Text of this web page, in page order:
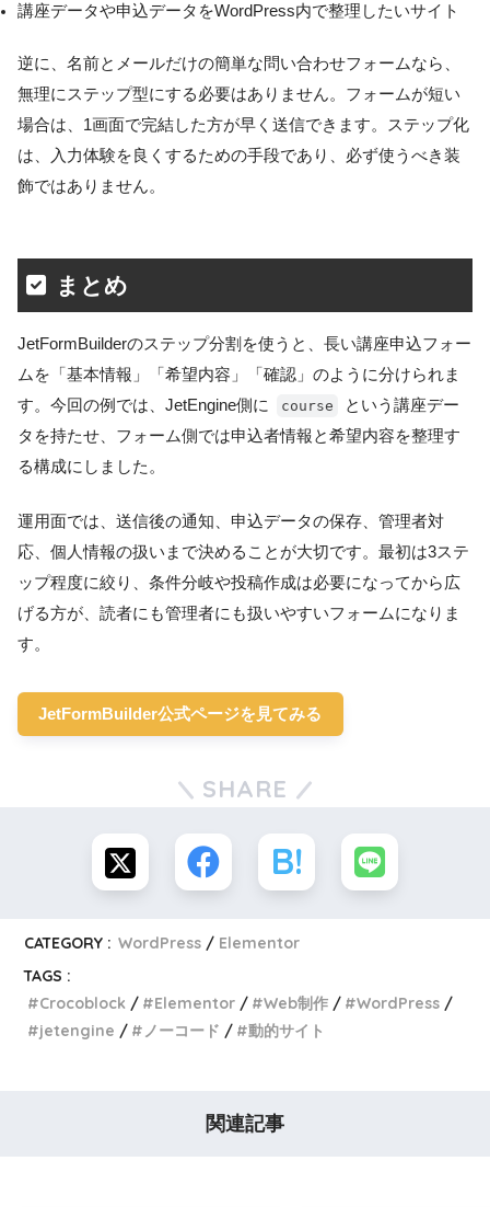
講座データや申込データをWordPress内で整理したいサイト
逆に、名前とメールだけの簡単な問い合わせフォームなら、
無理にステップ型にする必要はありません。フォームが短い
場合は、1画面で完結した方が早く送信できます。ステップ化
は、入力体験を良くするための手段であり、必ず使うべき装
飾ではありません。
まとめ
JetFormBuilderのステップ分割を使うと、長い講座申込フォー
ムを「基本情報」「希望内容」「確認」のように分けられま
す。今回の例では、JetEngine側に
course
という講座デー
タを持たせ、フォーム側では申込者情報と希望内容を整理す
る構成にしました。
運用面では、送信後の通知、申込データの保存、管理者対
応、個人情報の扱いまで決めることが大切です。最初は3ステ
ップ程度に絞り、条件分岐や投稿作成は必要になってから広
げる方が、読者にも管理者にも扱いやすいフォームになりま
す。
JetFormBuilder公式ページを見てみる
SHARE
CATEGORY : WordPress
Elementor
TAGS :
Crocoblock
Elementor Web制作
WordPress
jetengine
ノーコード 動的サイト
関連記事